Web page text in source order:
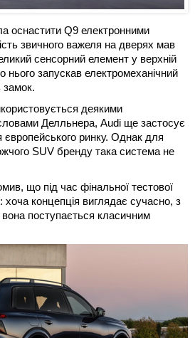
оснастити Q9 електронними
звичного важеля на дверях мав
сенсорний елемент у верхній
нього запускав електромеханічний
замок.
деякими
Делльнера, Audi ще застосує
європейського ринку. Однак для
SUV бренду така система не
що під час фінальної тестової
хоча концепція виглядає сучасно, з
поступається класичним